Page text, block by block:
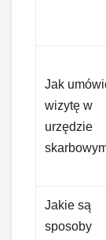
Jak
wizytę w
urzędzie
Jakie są
sposoby